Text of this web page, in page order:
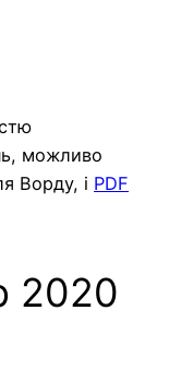
можливо
Ворду, і PDF
2020